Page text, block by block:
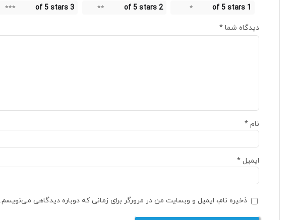
1 of 5 stars
2 of 5 stars
3 of 5 stars
دیدگاه شما*
نام*
ایمیل *
ذخیره نام، ایمیل و وبسایت من در مرورگر برای زمانی که دوباره دیدگاهی می‌نویسم.